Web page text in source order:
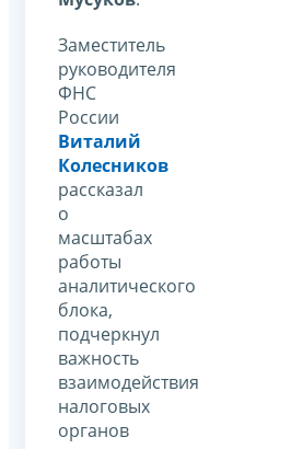
Заместитель
руководителя
ФНС
России
Виталий
Колесников
рассказал
о
масштабах
работы
аналитического
блока,
подчеркнул
важность
взаимодействия
налоговых
органов